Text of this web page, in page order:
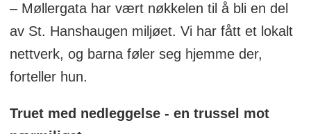
– Møllergata har vært nøkkelen til å bli en del
av St. Hanshaugen miljøet. Vi har fått et lokalt
nettverk, og barna føler seg hjemme der,
forteller hun.
Truet med nedleggelse - en trussel mot